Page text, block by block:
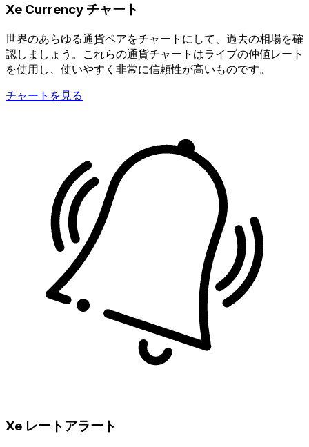
Xe Currency チャート
世界のあらゆる通貨ペアをチャートにして、過去の相場を確
認しましょう。これらの通貨チャートはライブの仲値レート
を使用し、使いやすく非常に信頼性が高いものです。
チャートを見る
Xe レートアラート